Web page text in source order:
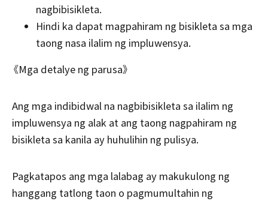
nagbibisikleta.
Hindi ka dapat magpahiram ng bisikleta sa mga
taong nasa ilalim ng impluwensya.
《Mga detalye ng parusa》
Ang mga indibidwal na nagbibisikleta sa ilalim ng
impluwensya ng alak at ang taong nagpahiram ng
bisikleta sa kanila ay huhulihin ng pulisya.
Pagkatapos ang mga lalabag ay makukulong ng
hanggang tatlong taon o pagmumultahin ng